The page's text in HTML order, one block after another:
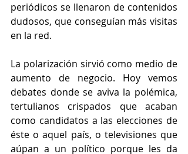
periódicos se llenaron de contenidos
dudosos, que conseguían más visitas
en la red.
La polarización sirvió como medio de
aumento de negocio. Hoy vemos
debates donde se aviva la polémica,
tertulianos crispados que acaban
como candidatos a las elecciones de
éste o aquel país, o televisiones que
aúpan a un político porque les da